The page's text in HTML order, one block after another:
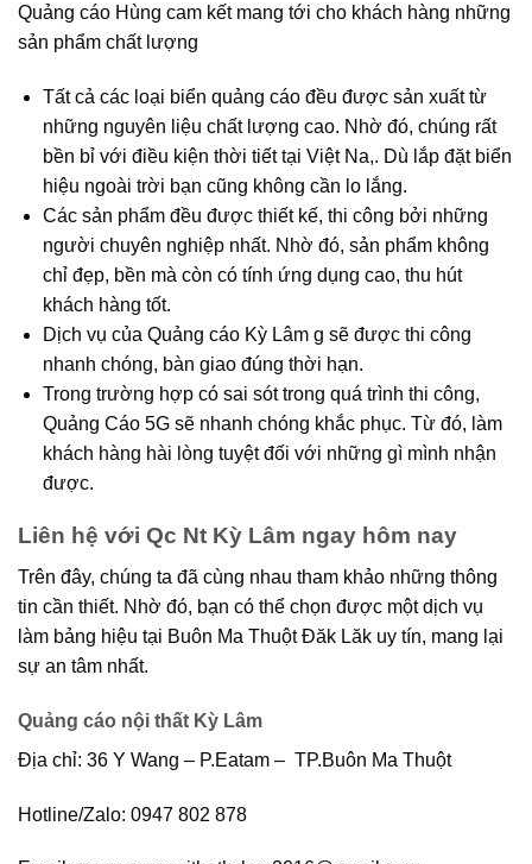
Quảng cáo Hùng cam kết mang tới cho khách hàng những
sản phẩm chất lượng
Tất cả các loại biển quảng cáo đều được sản xuất từ
những nguyên liệu chất lượng cao. Nhờ đó, chúng rất
bền bỉ với điều kiện thời tiết tại Việt Na,. Dù lắp đặt biển
hiệu ngoài trời bạn cũng không cần lo lắng.
Các sản phẩm đều được thiết kế, thi công bởi những
người chuyên nghiệp nhất. Nhờ đó, sản phẩm không
chỉ đẹp, bền mà còn có tính ứng dụng cao, thu hút
khách hàng tốt.
Dịch vụ của Quảng cáo Kỳ Lâm g sẽ được thi công
nhanh chóng, bàn giao đúng thời hạn.
Trong trường hợp có sai sót trong quá trình thi công,
Quảng Cáo 5G sẽ nhanh chóng khắc phục. Từ đó, làm
khách hàng hài lòng tuyệt đối với những gì mình nhận
được.
Liên hệ với Qc Nt Kỳ Lâm ngay hôm nay
Trên đây, chúng ta đã cùng nhau tham khảo những thông
tin cần thiết. Nhờ đó, bạn có thể chọn được một dịch vụ
làm bảng hiệu tại Buôn Ma Thuột Đăk Lăk uy tín, mang lại
sự an tâm nhất.
Quảng cáo nội thất Kỳ Lâm
Địa chỉ: 36 Y Wang – P.Eatam – TP.Buôn Ma Thuột
Hotline/Zalo: 0947 802 878